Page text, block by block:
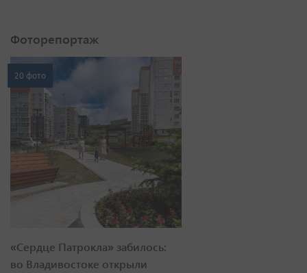
Фоторепортаж
20 фото
«Сердце Патрокла» забилось:
во Владивостоке открыли